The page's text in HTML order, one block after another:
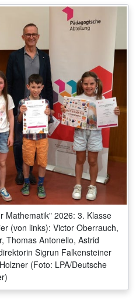
Mathematik" 2026: 3. Klasse
(von links): Victor Oberrauch,
Thomas Antonello, Astrid
Sigrun Falkensteiner
(Foto: LPA/Deutsche